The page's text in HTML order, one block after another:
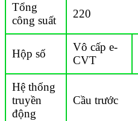
Tổng
công suất
220
Hộp số
Vô cấp e-
CVT
Hệ thống
truyền
động
Cầu trước